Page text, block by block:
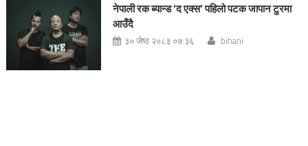
नेपाली रक ब्यान्ड ‘द एक्स’ पहिलो पटक जापान टुरमा
आउँदै
३० जेष्ठ २०८३ ०७:३६ bihani